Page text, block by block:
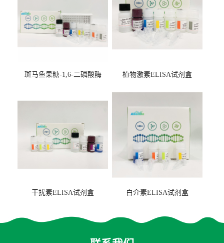
斑马鱼果糖-1,6-二磷酸酶
盒
植物激素ELISA试剂盒
干扰素ELISA试剂盒 白介素ELISA试剂盒